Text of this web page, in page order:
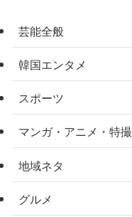
芸能全般
韓国エンタメ
スポーツ
マンガ・アニメ・特撮
地域ネタ
グルメ